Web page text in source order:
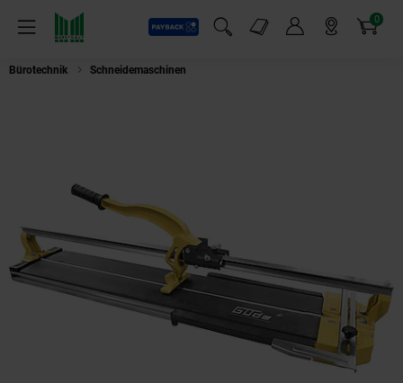
Menü
Payback
Suchfeld einblenden
Markt-Angebote 0
Artikel
Bürotechnik Schneidemaschinen